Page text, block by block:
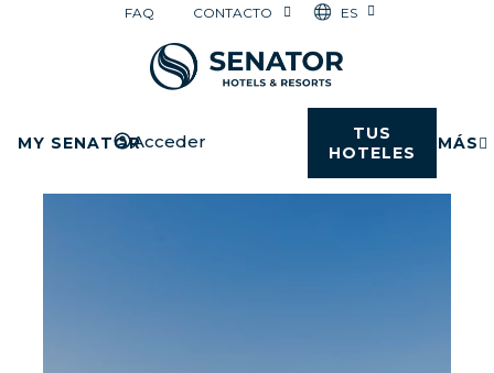
FAQ CONTACTO ES
MY SENATORAcceder
TUS
HOTELES
MÁS